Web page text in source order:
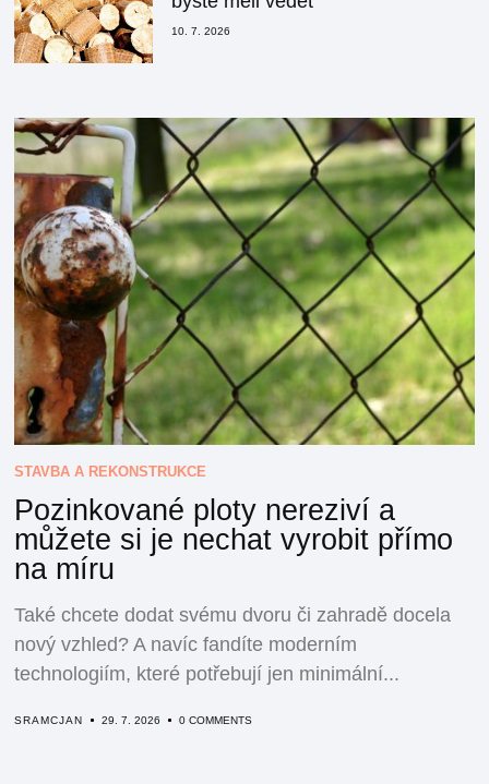
10. 7. 2026
STAVBA A REKONSTRUKCE
Pozinkované ploty nereziví a
můžete si je nechat vyrobit přímo
na míru
Také chcete dodat svému dvoru či zahradě docela
nový vzhled? A navíc fandíte moderním
technologiím, které potřebují jen minimální...
SRAMCJAN 29. 7. 2026 0 COMMENTS